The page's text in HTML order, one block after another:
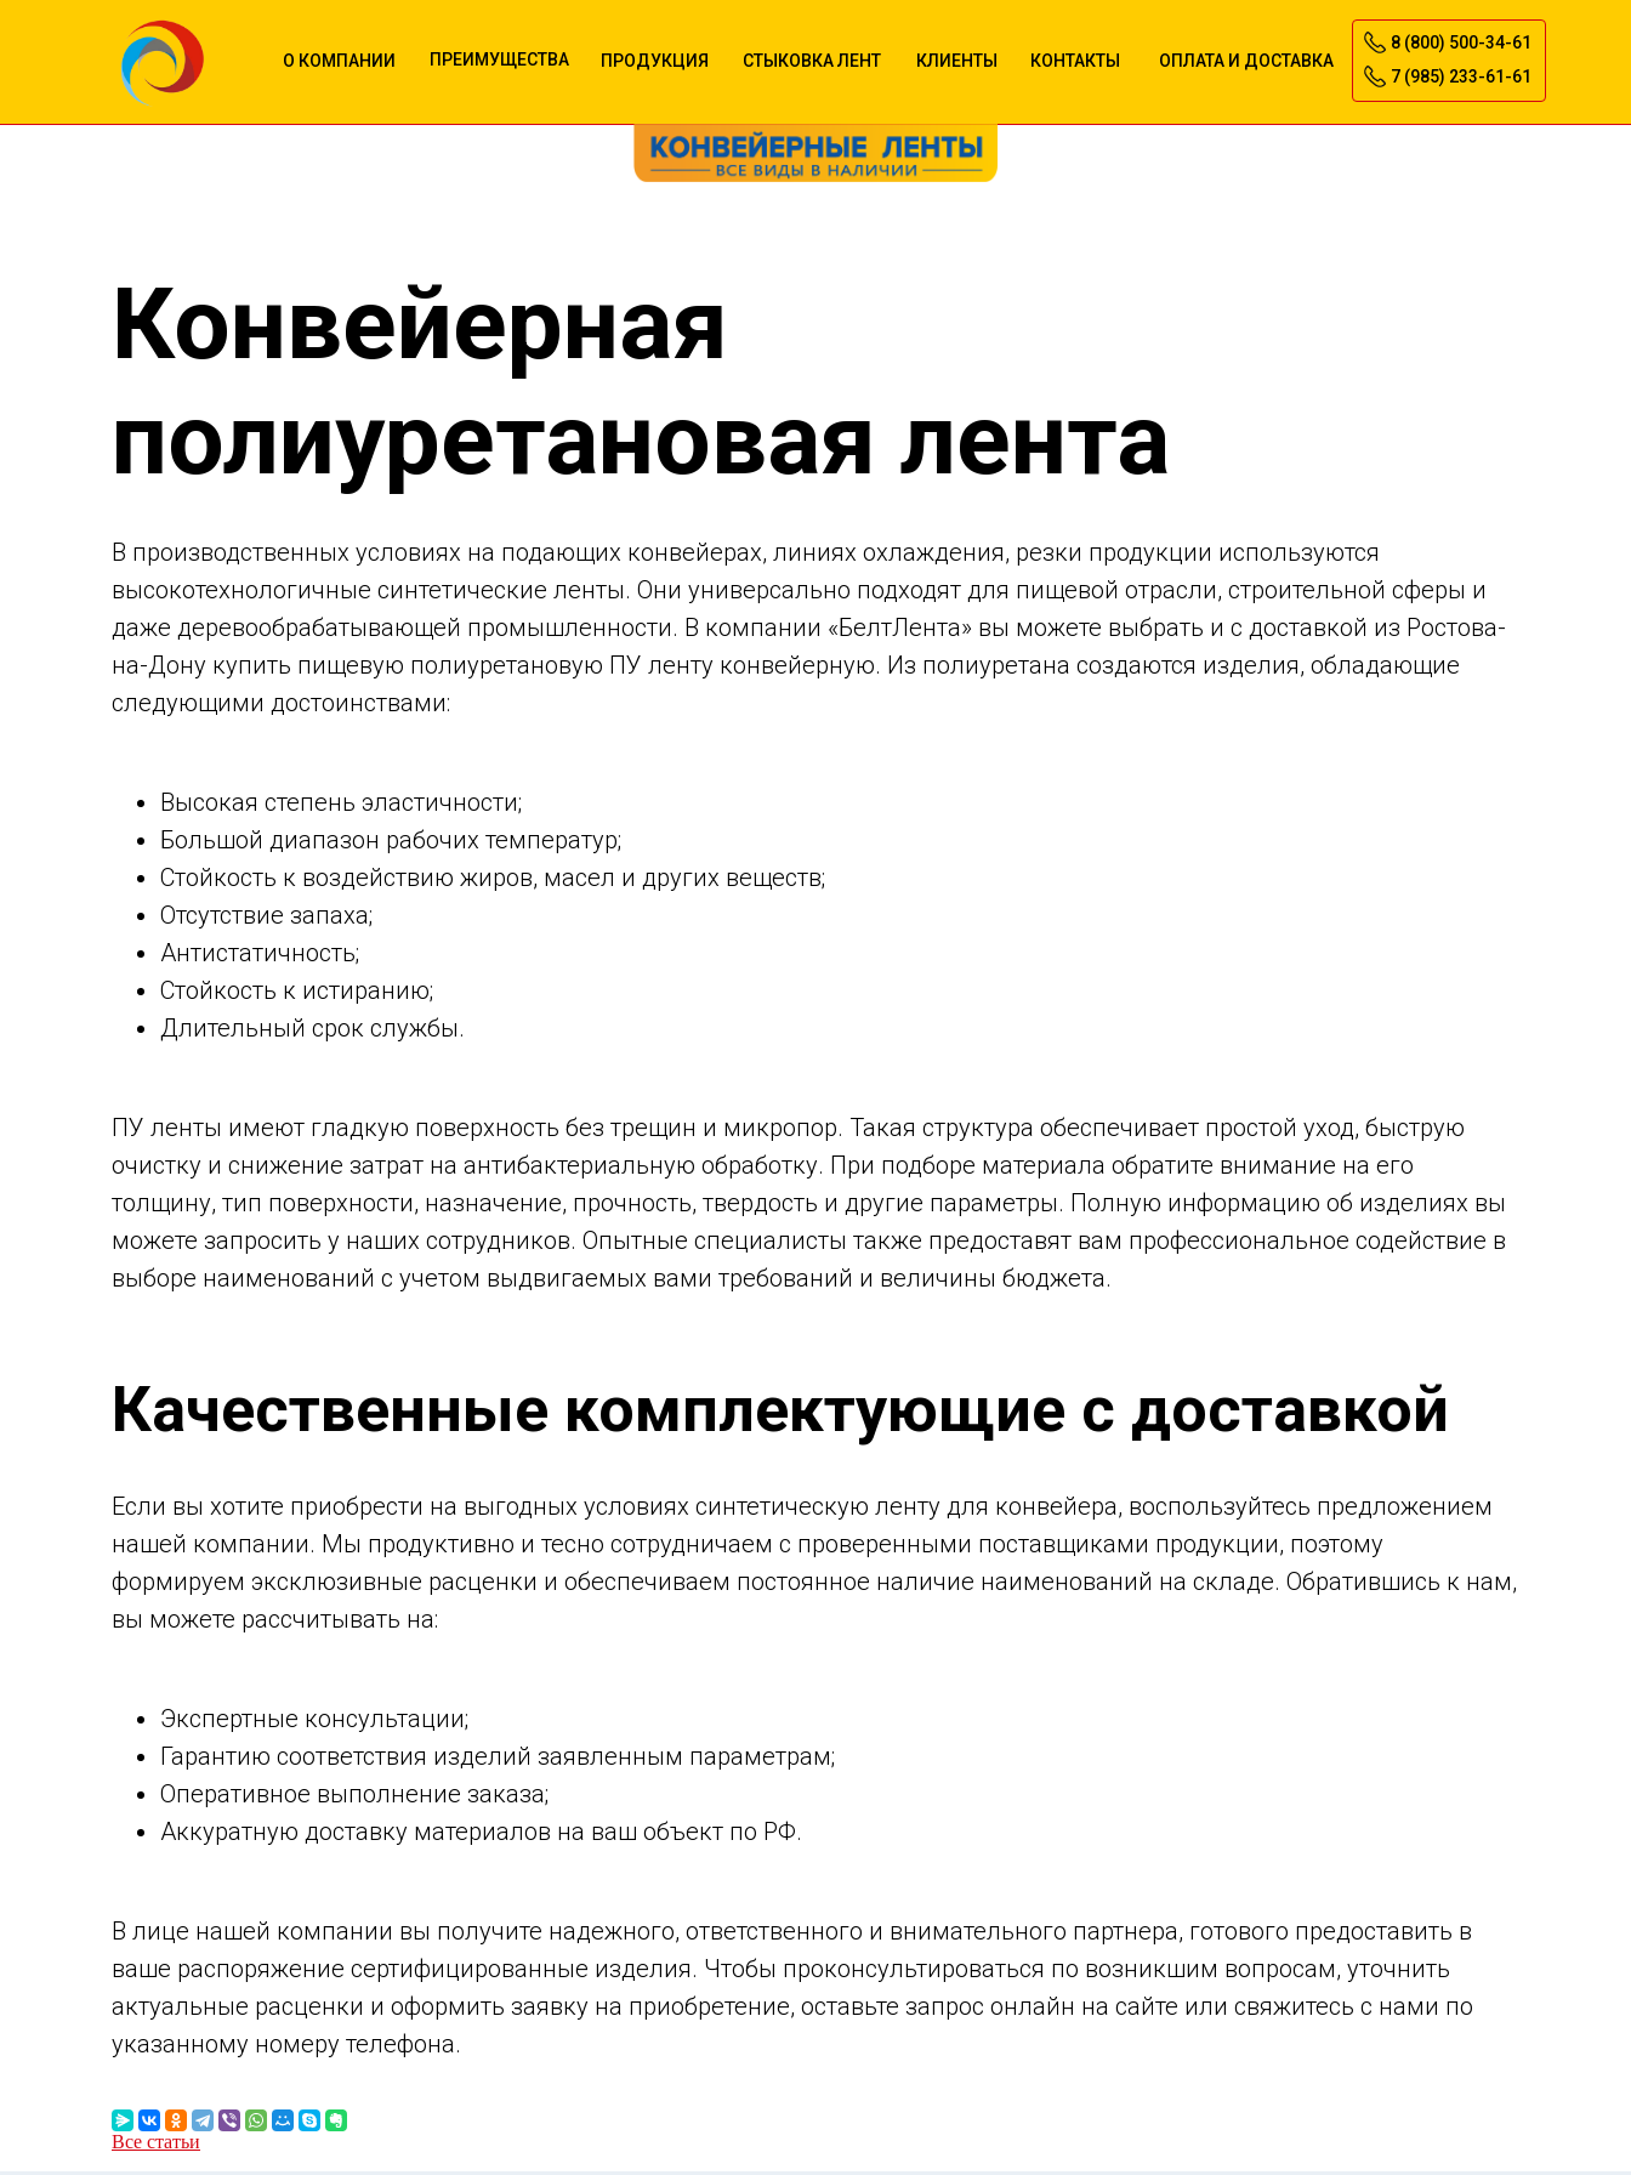
О КОМПАНИИ ПРЕИМУЩЕСТВА ПРОДУКЦИЯ СТЫКОВКА ЛЕНТ КЛИЕНТЫ КОНТАКТЫ
8 (800) 500-34-61
ОПЛАТА И ДОСТАВКА
7 (985) 233-61-61
Конвейерная
полиуретановая лента
В производственных условиях на подающих конвейерах, линиях охлаждения, резки продукции используются
высокотехнологичные синтетические ленты. Они универсально подходят для пищевой отрасли, строительной сферы и
даже деревообрабатывающей промышленности. В компании «БелтЛента» вы можете выбрать и с доставкой из Ростова-
на-Дону купить пищевую полиуретановую ПУ ленту конвейерную. Из полиуретана создаются изделия, обладающие
следующими достоинствами:
Высокая степень эластичности;
Большой диапазон рабочих температур;
Стойкость к воздействию жиров, масел и других веществ;
Отсутствие запаха;
Антистатичность;
Стойкость к истиранию;
Длительный срок службы.
ПУ ленты имеют гладкую поверхность без трещин и микропор. Такая структура обеспечивает простой уход, быструю
очистку и снижение затрат на антибактериальную обработку. При подборе материала обратите внимание на его
толщину, тип поверхности, назначение, прочность, твердость и другие параметры. Полную информацию об изделиях вы
можете запросить у наших сотрудников. Опытные специалисты также предоставят вам профессиональное содействие в
выборе наименований с учетом выдвигаемых вами требований и величины бюджета.
Качественные комплектующие с доставкой
Если вы хотите приобрести на выгодных условиях синтетическую ленту для конвейера, воспользуйтесь предложением
нашей компании. Мы продуктивно и тесно сотрудничаем с проверенными поставщиками продукции, поэтому
формируем эксклюзивные расценки и обеспечиваем постоянное наличие наименований на складе. Обратившись к нам,
вы можете рассчитывать на:
Экспертные консультации;
Гарантию соответствия изделий заявленным параметрам;
Оперативное выполнение заказа;
Аккуратную доставку материалов на ваш объект по РФ.
В лице нашей компании вы получите надежного, ответственного и внимательного партнера, готового предоставить в
ваше распоряжение сертифицированные изделия. Чтобы проконсультироваться по возникшим вопросам, уточнить
актуальные расценки и оформить заявку на приобретение, оставьте запрос онлайн на сайте или свяжитесь с нами по
указанному номеру телефона.
Все статьи